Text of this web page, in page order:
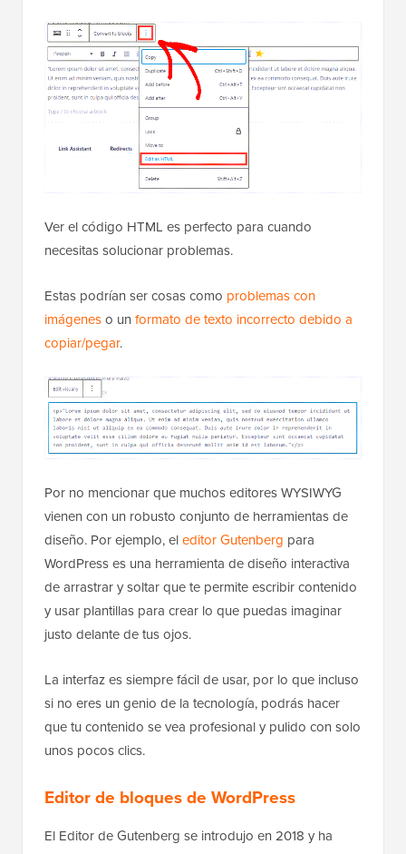
Ver el código HTML es perfecto para cuando
necesitas solucionar problemas.
Estas podrían ser cosas como problemas con
imágeneso un formato de texto incorrecto debido a
copiar/pegar.
Por no mencionar que muchos editores WYSIWYG
vienen con un robusto conjunto de herramientas de
diseño. Por ejemplo, eleditor Gutenberg para
WordPress es una herramienta de diseño interactiva
de arrastrar y soltar que te permite escribir contenido
y usar plantillas para crear lo que puedas imaginar
justo delante de tus ojos.
La interfaz es siempre fácil de usar, por lo que incluso
si no eres un genio de la tecnología, podrás hacer
que tu contenido se vea profesional y pulido con solo
unos pocos clics.
Editor de bloques de WordPress
El Editor de Gutenberg se introdujo en 2018 y ha